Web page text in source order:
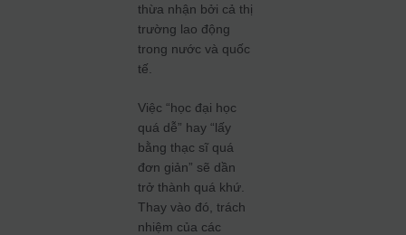
thừa nhận bởi cả thị
trường lao động
trong nước và quốc
tế.
Việc “học đại học
quá dễ” hay “lấy
bằng thạc sĩ quá
đơn giản” sẽ dần
trở thành quá khứ.
Thay vào đó, trách
nhiệm của các